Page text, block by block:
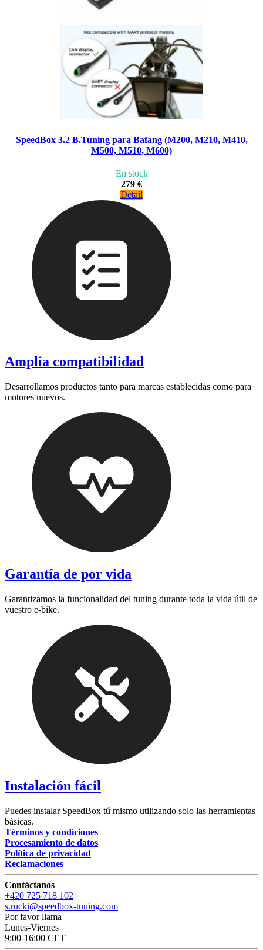
SpeedBox 3.2 B.Tuning para Bafang (M200, M210, M410,
M500, M510, M600)
En stock
279 €
Detail
Amplia compatibilidad
Desarrollamos productos tanto para marcas establecidas como para
motores nuevos.
Garantía de por vida
Garantizamos la funcionalidad del tuning durante toda la vida útil de
vuestro e-bike.
Instalación fácil
Puedes instalar SpeedBox tú mismo utilizando solo las herramientas
básicas.
Términos y condiciones
Procesamiento de datos
Política de privacidad
Reclamaciones
Contáctanos
+420 725 718 102
s.rucki@speedbox-tuning.com
Por favor llama
Lunes-Viernes
9:00-16:00 CET